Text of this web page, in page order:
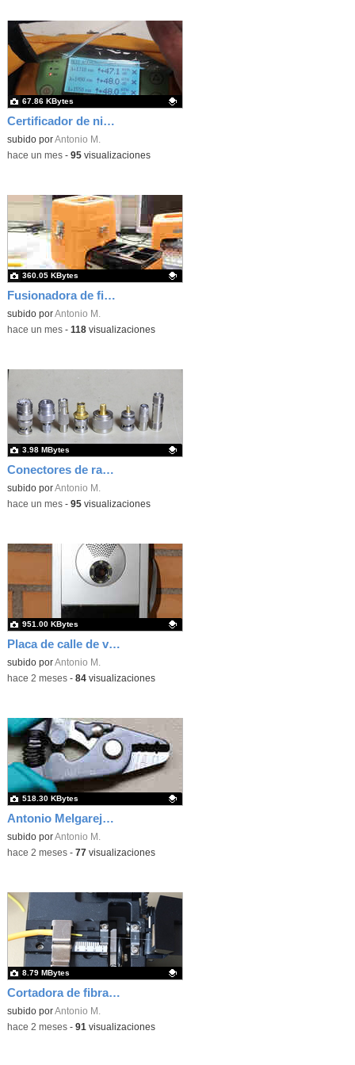
Certificador de niveles de señal de fibra óptica
Contenido educativo.
subido porAntonio M.
67.86 KBytes
-hace un mes- 95visualizaciones
Fusionadora de fibra óptica
Contenido educativo.
subido porAntonio M.
360.05 KBytes
-hace un mes- 118visualizaciones
Conectores de radiofrecuencia para telecomunicaciones
Contenido educativo.
subido porAntonio M.
3.98 MBytes
-hace un mes- 95visualizaciones
Placa de calle de videoportero comunitario
Contenido educativo.
subido porAntonio M.
951.00 KBytes
-hace 2 meses- 84visualizaciones
Antonio Melgarejo Peña
Contenido educativo.
subido porAntonio M.
518.30 KBytes
-hace 2 meses- 77visualizaciones
Cortadora de fibra óptica
Contenido educativo.
subido porAntonio M.
8.79 MBytes
-hace 2 meses- 91 visualizaciones